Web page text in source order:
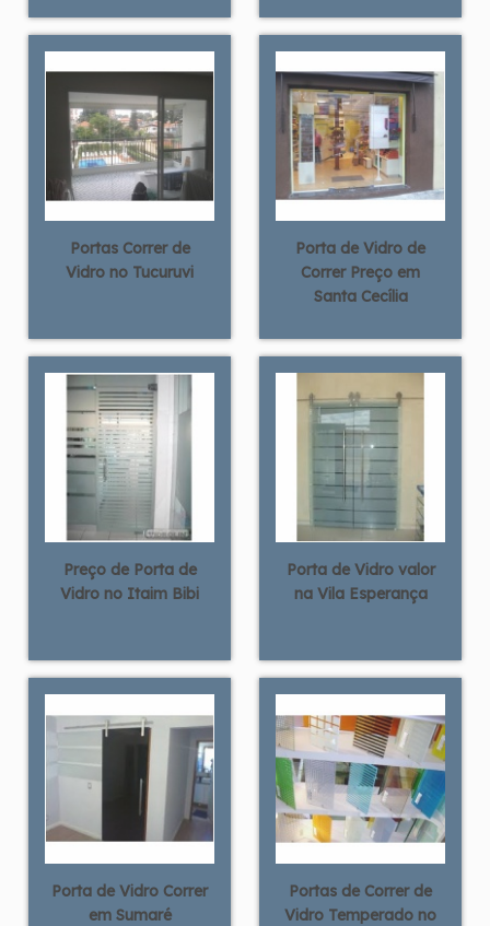
Portas Correr de
Vidro no Tucuruvi
Porta de Vidro de
Correr Preço em
Santa Cecília
Preço de Porta de
Vidro no Itaim Bibi
Porta de Vidro valor
na Vila Esperança
Porta de Vidro Correr
em Sumaré
Portas de Correr de
Vidro Temperado no